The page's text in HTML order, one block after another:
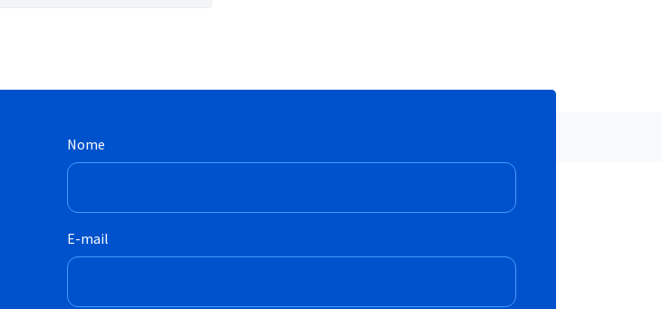
Nome
E-mail